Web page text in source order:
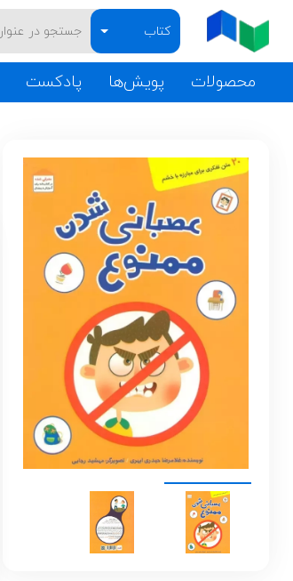
کتاب
محصولات پویش‌ها پادکست